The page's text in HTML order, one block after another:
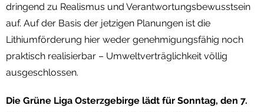
dringend zu Realismus und Verantwortungsbewusstsein
auf. Auf der Basis der jetzigen Planungen ist die
Lithiumförderung hier weder genehmigungsfähig noch
praktisch realisierbar – Umweltverträglichkeit völlig
ausgeschlossen.
Die Grüne Liga Osterzgebirge lädt für Sonntag, den 7.